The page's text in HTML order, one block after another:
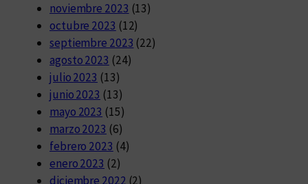
noviembre 2023 (13)
octubre 2023 (12)
septiembre 2023 (22)
agosto 2023 (24)
julio 2023 (13)
junio 2023 (13)
mayo 2023 (15)
marzo 2023 (6)
febrero 2023 (4)
enero 2023 (2)
diciembre 2022 (2)